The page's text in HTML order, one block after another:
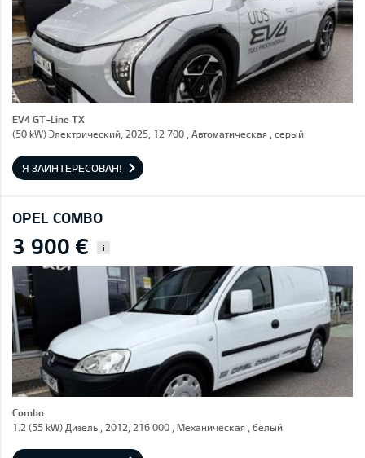
EV4 GT-Line TX
(50 kW) Электрический, 2025, 12 700 , Автоматическая , серый
Я ЗАИНТЕРЕСОВАН!
OPEL COMBO
3 900 € i
Combo
1.2 (55 kW) Дизель , 2012, 216 000 , Механическая , белый